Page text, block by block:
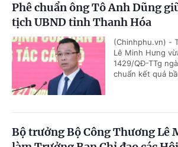
Phê chuẩn ông Tô Anh Dũng
tịch UBND tỉnh Thanh Hóa
(Chinhphu.vn) -
Lê Minh Hưng
1429/QĐ-TTg
chuẩn kết quả
Bộ trưởng Bộ Công Thương Lê